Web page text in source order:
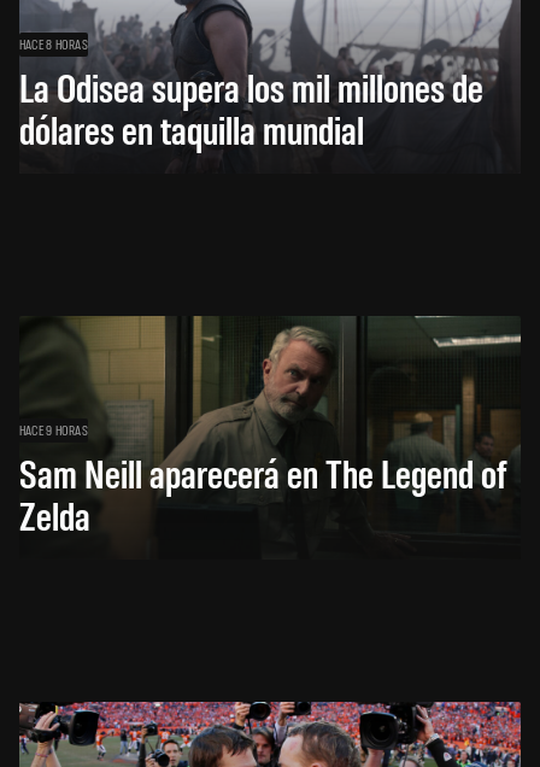
HACE 8 HORAS
La Odisea supera los mil millones de
dólares en taquilla mundial
HACE 9 HORAS
Sam Neill aparecerá en The Legend of
Zelda